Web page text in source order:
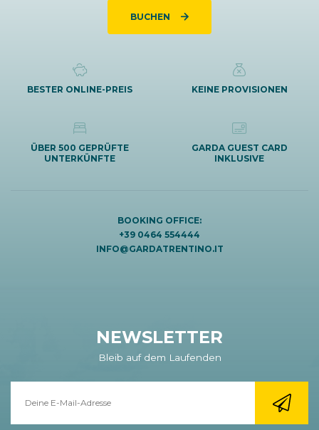
BUCHEN
BESTER ONLINE-PREIS KEINE PROVISIONEN
ÜBER 500 GEPRÜFTE
UNTERKÜNFTE
GARDA GUEST CARD
INKLUSIVE
BOOKING OFFICE:
+39 0464 554444
INFO@GARDATRENTINO.IT
NEWSLETTER
Bleib auf dem Laufenden